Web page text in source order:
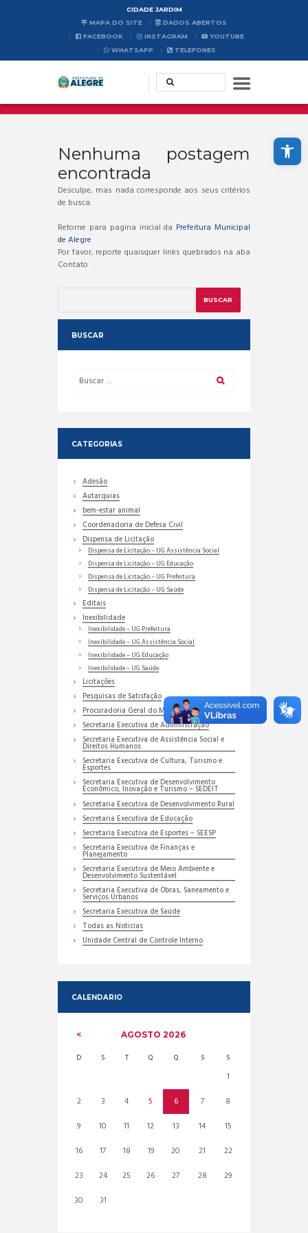
Abrir a barra de ferramentas
CIDADE JARDIM
MAPA DO SITE
DADOS ABERTOS
FACEBOOK
INSTAGRAM
YOUTUBE
WHATSAPP
TELEFONES
Nenhuma postagem
encontrada
Desculpe, mas nada corresponde aos seus critérios
de busca.
Retorne para pagina inicial da Prefeitura Municipal
de Alegre
Por favor, reporte quaisquer links quebrados na aba
Contato
BUSCAR
CATEGORIAS
Adesão
Autarquias
bem-estar animal
Coordenadoria de Defesa Civil
Dispensa de Licitação
Dispensa de Licitação – UG Assistência Social
Dispensa de Licitação – UG Educação
Dispensa de Licitação – UG Prefeitura
Dispensa de Licitação – UG Saúde
Editais
Inexibilidade
Inexibilidade – UG Prefeitura
Inexibilidade – UG Assistência Social
Inexibilidade – UG Educação
Inexibilidade – UG Saúde
Licitações
Pesquisas de Satisfação
Procuradoria Geral do Município
Secretaria Executiva de Administração
Secretaria Executiva de Assistência Social e
Direitos Humanos
Secretaria Executiva de Cultura, Turismo e
Esportes
Secretaria Executiva de Desenvolvimento
Econômico, Inovação e Turismo – SEDEIT
Secretaria Executiva de Desenvolvimento Rural
Secretaria Executiva de Educação
Secretaria Executiva de Esportes – SEESP
Secretaria Executiva de Finanças e
Planejamento
Secretaria Executiva de Meio Ambiente e
Desenvolvimento Sustentável
Secretaria Executiva de Obras, Saneamento e
Serviços Urbanos
Secretaria Executiva de Saúde
Todas as Noticias
Unidade Central de Controle Interno
CALENDARIO
AGOSTO2026
D S T Q Q S S
1
2
3 4 5 6 7
8
9
10 11 12 13 14
15
16
17 18 19 20 21
22
23
24 25 26 27 28
29
30
31